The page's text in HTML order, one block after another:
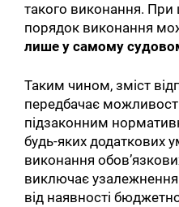
такого виконання. При
порядок виконання
лише у самому
Таким чином, зміст
передбачає
підзаконним
будь-яких додаткових
виконання
виключає узалежнення
від наявності